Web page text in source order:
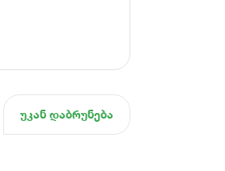
უკან დაბრუნება